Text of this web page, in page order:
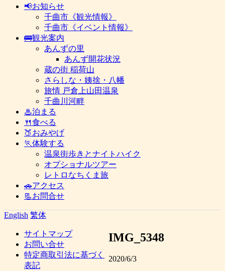
📢お知らせ
千曲市《観光情報》
千曲市《イベント情報》
🚌観光案内
あんずの里
あんず開花状況
蔵の街 稲荷山
さらしな・姨捨・八幡
旅情 戸倉上山田温泉
千曲川河畔
♨泊まる
🍴食べる
🍑おみやげ
🏃体験する
温泉街歩きとナイトハイク
オプショナルツアー
レトロなちくま旅
🚗アクセス
📃お問合せ
English 繁体
IMG_5348
2020/6/3
サイトマップ
お問い合せ
特定商取引法に基づく
表記